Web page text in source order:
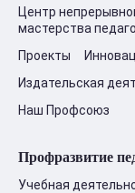
Центр
мастерства
Проекты
Издательская
Наш Профсоюз
Профразвитие
Учебная